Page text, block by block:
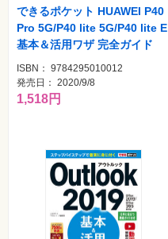
できるポケット HUAWEI P40
Pro 5G/P40 lite 5G/P40 lite E
基本＆活用ワザ 完全ガイド
ISBN： 9784295010012
発売日： 2020/9/8
1,518円